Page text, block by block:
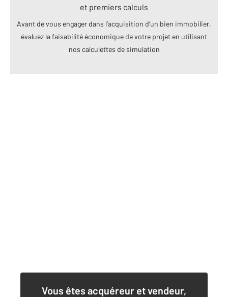
et premiers calculs
Avant de vous engager dans l’acquisition d’un bien immobilier,
évaluez la faisabilité économique de votre projet en utilisant
nos calculettes de simulation
Vous êtes acquéreur et vendeur,